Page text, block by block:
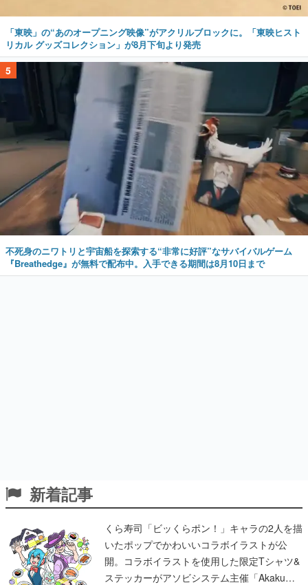
「東映」の“あのオープニング映像”がアクリルブロックに。「東映ヒスト
リカル グッズコレクション」が8月下旬より発売
5
不死身のニワトリと宇宙船を探索する“非常に好評”なサバイバルゲーム
『Breathedge』が無料で配布中。入手できる期間は8月10日まで
新着記事
くら寿司「ビッくらポン！」キャラの2人を描
いたポップでかわいいコラボイラストが公
開。コラボイラストを使用した限定Tシャツ&
ステッカーがアソビシステム主催「Akaku